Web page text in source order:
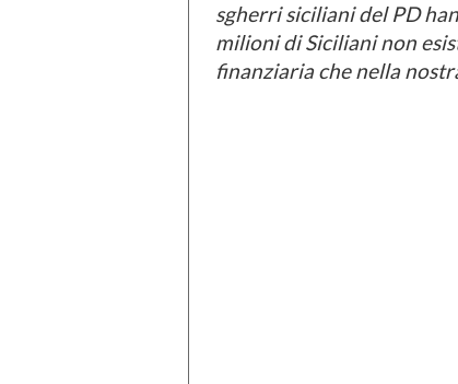
sgherri siciliani del PD
milioni di Siciliani non
finanziaria che nella